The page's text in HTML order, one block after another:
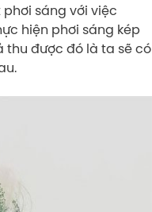
sáng với việc
hiện phơi sáng kép
được đó là ta sẽ có